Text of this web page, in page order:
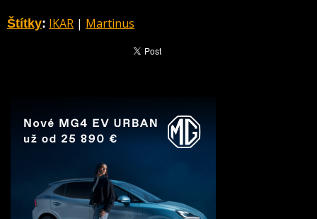
Štítky: IKAR | Martinus